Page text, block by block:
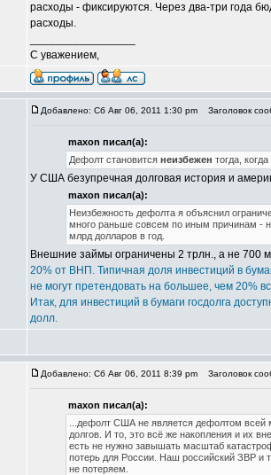
расходы - фиксируются. Через два-три года
расходы.
С уважением,
Добавлено: Сб Авг 06, 2011 1:30 pm Заголовок
maxon писал(а):
Дефолт становится неизбежен тогда,
У США безупречная долговая история и
maxon писал(а):
Неизбежность дефолта я объяснил
много раньше совсем по иным причинам -
млрд долларов в год.
Внешние займы ограничены 2 трлн., а не 700
20% от ВНП. Типичная доля инвестиций в
не могут претендовать на большее, чем 20%
Итак, для инвестиций в бумаги госдолга
долл.
Добавлено: Сб Авг 06, 2011 8:39 pm Заголовок
maxon писал(а):
...дефолт США не является дефолтом всей
долгов. И то, это всё же накопления и их
есть не нужно завышать масштаб
потерь для России. Наш российский ЗВР и
не потеряем.